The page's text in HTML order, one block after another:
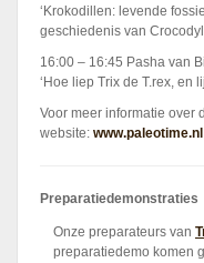
‘Krokodillen: levende
geschiedenis van
16:00 – 16:45 Pasha van
‘Hoe liep Trix de T.rex, en
Voor meer informatie over
website: www.paleotime.nl
Preparatiedemonstraties
Onze preparateurs van
preparatiedemo komen